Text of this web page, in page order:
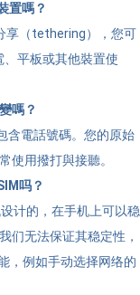
置嗎？
享（tethering），您可
、平板或其他裝置使
嗎？
含電話號碼。您的原始
使用撥打與接聽。
吗？
计的，在手机上可以稳
们无法保证其稳定性，
，例如手动选择网络的